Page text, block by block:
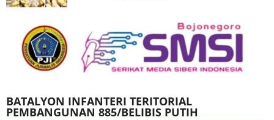
BATALYON INFANTERI TERITORIAL
PEMBANGUNAN 885/BELIBIS PUTIH